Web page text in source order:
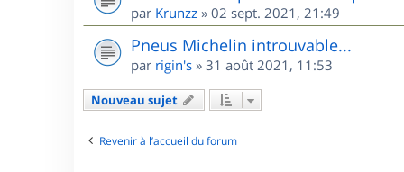
par Krunzz » 02 sept. 2021, 21:49
Pneus Michelin introuvable...
par rigin's » 31 août 2021, 11:53
Nouveau sujet
Revenir à l’accueil du forum